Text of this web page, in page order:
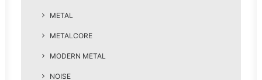
METAL
METALCORE
MODERN METAL
NOISE